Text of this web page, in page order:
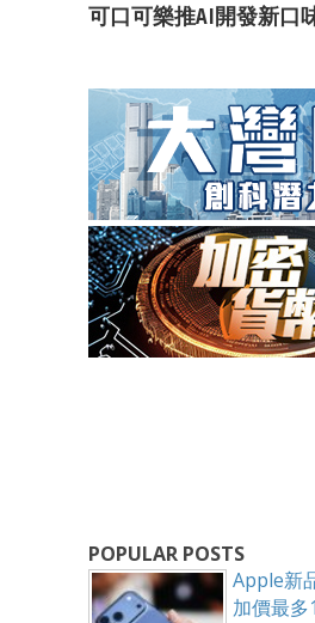
可口可樂推AI開發新口
POPULAR POSTS
Apple新
加價最多